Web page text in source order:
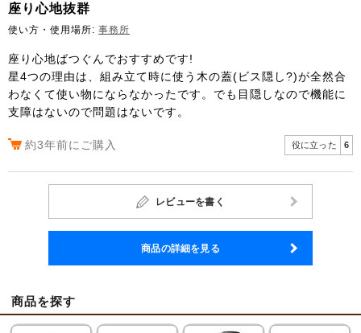
座り心地抜群
使い方・使用場所: 事務所
座り心地ばつぐんでおすすめです!
星4つの理由は、組み立て時に使う木の蓋(ビス隠し?)が全然合
わなくて使い物にならなかったです。でも目隠しなので機能に
支障はないので問題はないです。
約3年前にご購入 役に立った 6
レビューを書く
商品の詳細を見る
商品を探す